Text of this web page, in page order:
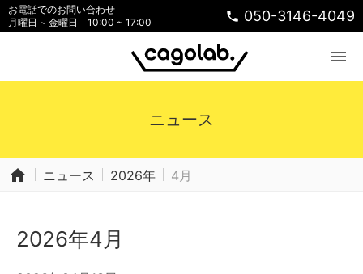
お電話でのお問い合わせ
月曜日 ~ 金曜日 10:00 ~ 17:00
phone 050-3146-4049
menu
ニュース
home ニュース 2026年 4月
2026年4月